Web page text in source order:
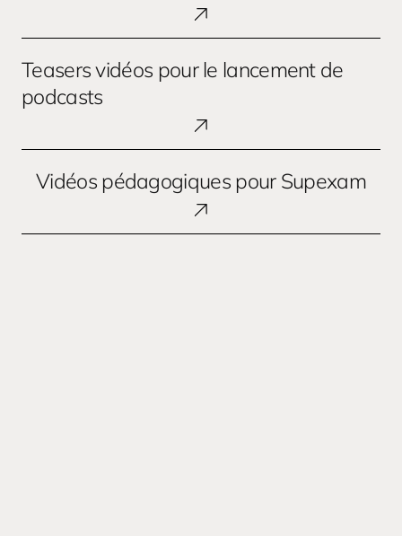
vidéos
pour
le
podcasts
Teasers vidéos pour le lancement de
podcasts
pédagogiques
Vidéos pédagogiques pour Supexam